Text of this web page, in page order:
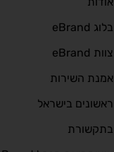
בלוג eBrand
צוות eBrand
אמנת השירות
ראשונים בישראל
בתקשורת